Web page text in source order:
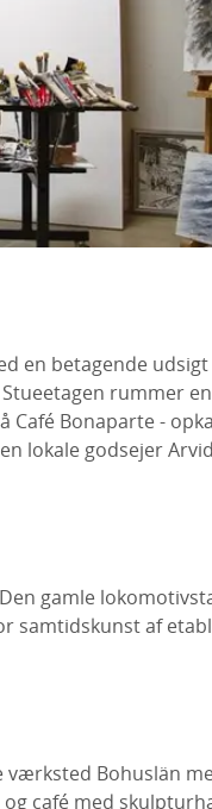
en betagende
rummer
Café Bonaparte -
lokale godsejer
gamle
samtidskunst af
værksted Bohuslän
café med